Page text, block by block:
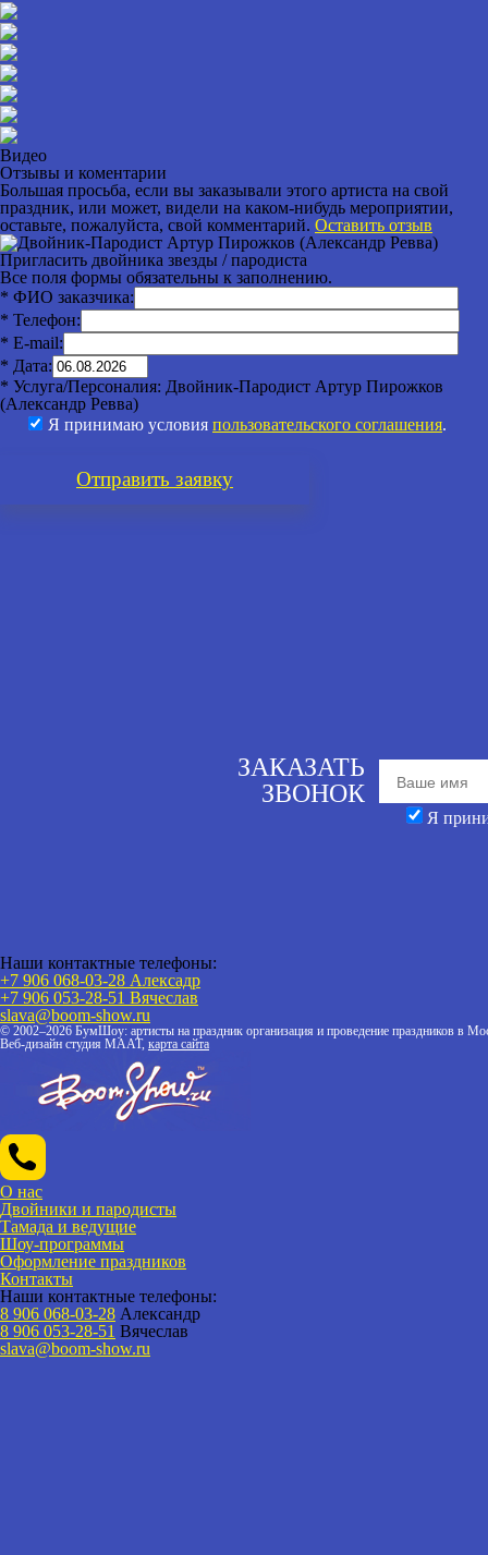
Видео
Отзывы и коментарии
Большая просьба, если вы заказывали этого артиста на свой
праздник, или может, видели на каком-нибудь мероприятии,
оставьте, пожалуйста, свой комментарий. Оставить отзыв
Пригласить двойника звезды / пародиста
Все поля формы обязательны к заполнению.
* ФИО заказчика:
* Телефон:
* E-mail:
* Дата:
* Услуга/Персоналия: Двойник-Пародист Артур Пирожков
(Александр Ревва)
Я принимаю условия пользовательского соглашения.
Отправить заявку
ЗАКАЗАТЬ
ЗВОНОК
Я
Наши контактные телефоны:
+7 906 068-03-28 Алексадр
+7 906 053-28-51 Вячеслав
slava@boom-show.ru
© 2002–2026 БумШоу: артисты на праздник организация и проведение праздников в
Веб-дизайн студия МААТ, карта сайта
О нас
Двойники и пародисты
Тамада и ведущие
Шоу-программы
Оформление праздников
Контакты
Наши контактные телефоны:
8 906 068-03-28 Александр
8 906 053-28-51 Вячеслав
slava@boom-show.ru